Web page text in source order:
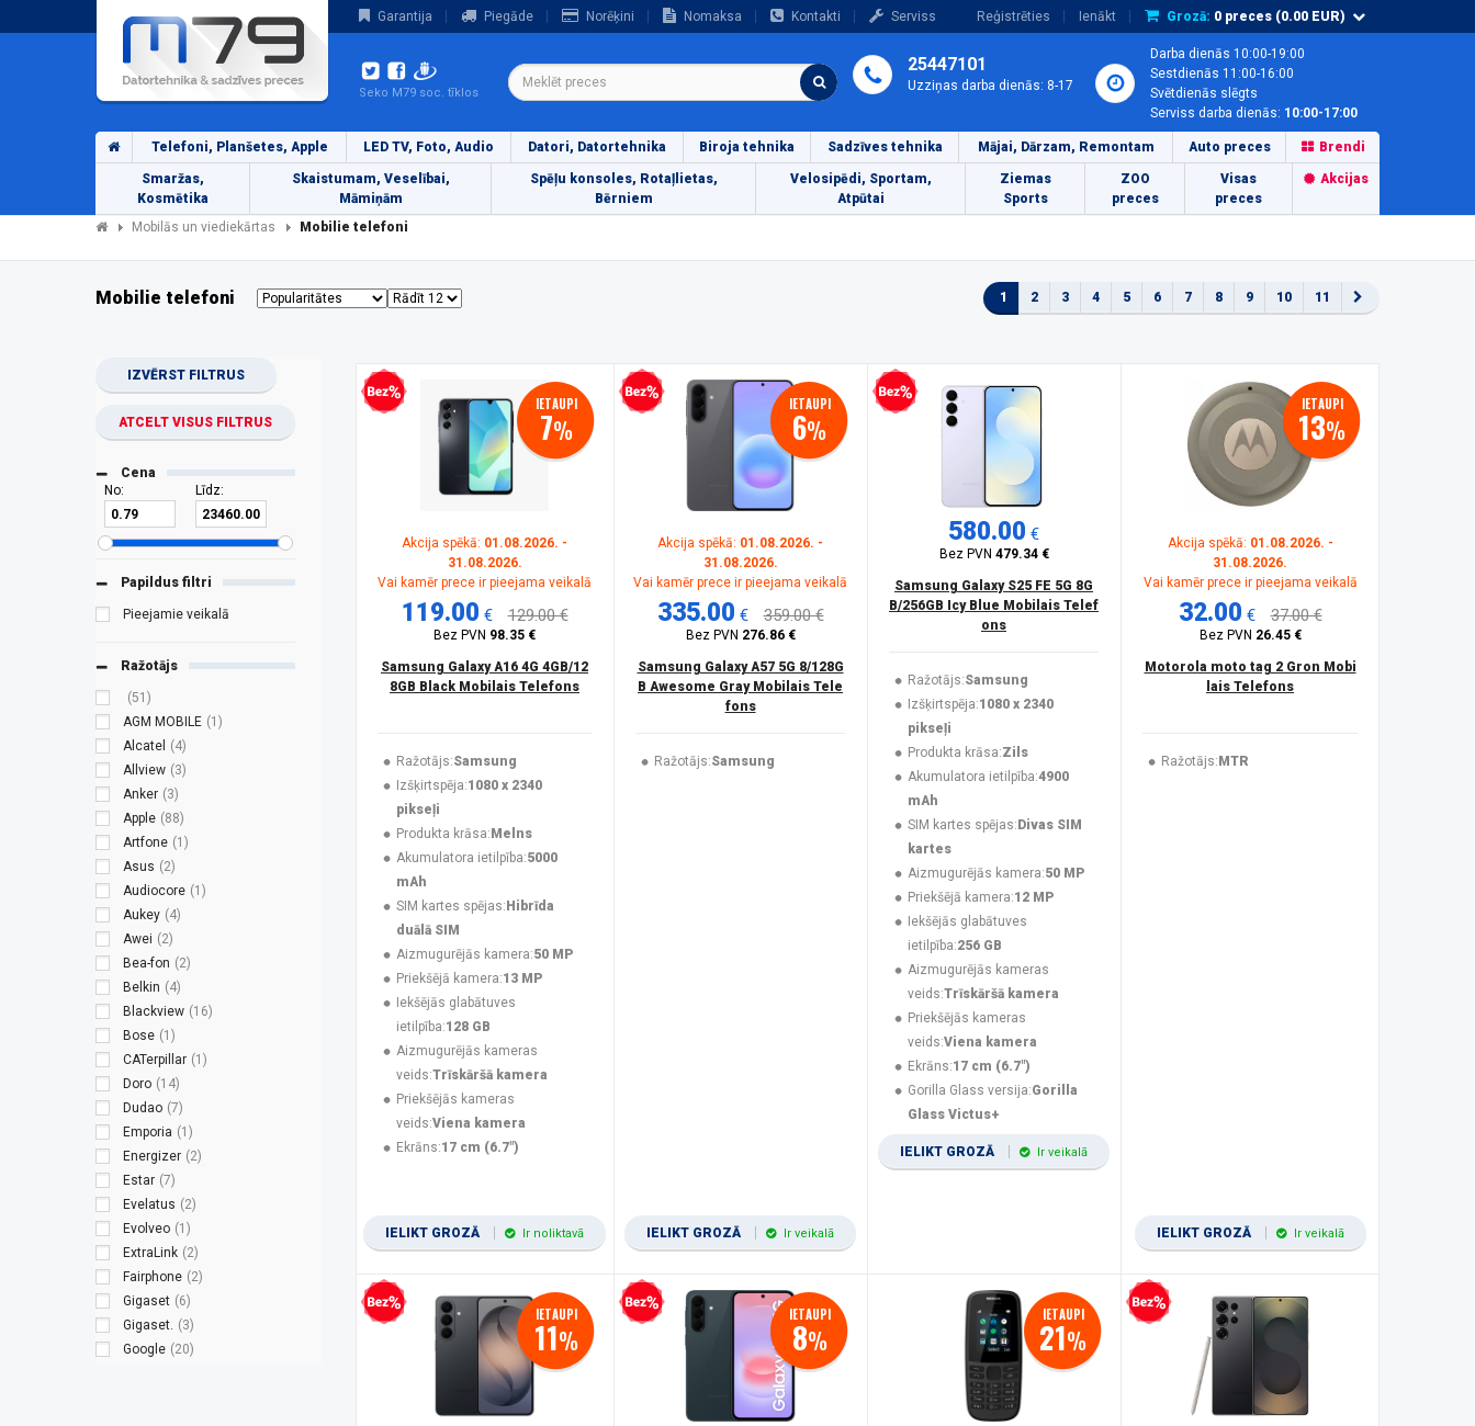
Garantija Piegāde Norēķini Nomaksa Kontakti Serviss Reģistrēties Ienākt Grozā: 0 preces (0.00 EUR)
Seko M79 soc. tīklos
25447101
Uzziņas darba dienās: 8-17
Darba dienās 10:00-19:00
Sestdienās 11:00-16:00
Svētdienās slēgts
Serviss darba dienās: 10:00-17:00
Telefoni, Planšetes, Apple LED TV, Foto, Audio Datori, Datortehnika Biroja tehnika Sadzīves tehnika Mājai, Dārzam, Remontam Auto preces Brendi
Smaržas,
Kosmētika
Skaistumam, Veselībai,
Māmiņām
Spēļu konsoles, Rotaļlietas,
Bērniem
Velosipēdi, Sportam,
Atpūtai
Ziemas
Sports
ZOO
preces
Visas
preces
Akcijas
Mobilās un viediekārtas Mobilie telefoni
Mobilie telefoni 1 2 3 4 5 6 7 8 9 10 11
IZVĒRST FILTRUS
ATCELT VISUS FILTRUS
Cena
No:
Līdz:
Papildus filtri
Pieejamie veikalā
Ražotājs
(51)
AGM MOBILE (1)
Alcatel (4)
Allview (3)
Anker (3)
Apple (88)
Artfone (1)
Asus (2)
Audiocore (1)
Aukey (4)
Awei (2)
Bea-fon (2)
Belkin (4)
Blackview (16)
Bose (1)
CATerpillar (1)
Doro (14)
Dudao (7)
Emporia (1)
Energizer (2)
Estar (7)
Evelatus (2)
Evolveo (1)
ExtraLink (2)
Fairphone (2)
Gigaset (6)
Gigaset. (3)
Google (20)
Bezprocentu kredīts IETAUPI
7%
Akcija spēkā: 01.08.2026. -
31.08.2026.
Vai kamēr prece ir pieejama veikalā
119.00 € 129.00 €
Bez PVN 98.35 €
Samsung Galaxy A16 4G 4GB/12
8GB Black Mobilais Telefons
Ražotājs:Samsung
Izšķirtspēja:1080 x 2340
pikseļi
Produkta krāsa: Melns
Akumulatora ietilpība:5000
mAh
SIM kartes spējas: Hibrīda
duālā SIM
Aizmugurējās kamera:50 MP
Priekšējā kamera:13 MP
Iekšējās glabātuves
ietilpība:128 GB
Aizmugurējās kameras
veids:Trīskāršā kamera
Priekšējās kameras
veids:Viena kamera
Ekrāns:17 cm (6.7")
IELIKT GROZĀ Ir noliktavā
Bezprocentu kredīts IETAUPI
6%
Akcija spēkā: 01.08.2026. -
31.08.2026.
Vai kamēr prece ir pieejama veikalā
335.00 € 359.00 €
Bez PVN 276.86 €
Samsung Galaxy A57 5G 8/128G
B Awesome Gray Mobilais Tele
fons
Ražotājs:Samsung
IELIKT GROZĀ Ir veikalā
Bezprocentu kredīts
580.00 €
Bez PVN 479.34 €
Samsung Galaxy S25 FE 5G 8G
B/256GB Icy Blue Mobilais Telef
ons
Ražotājs:Samsung
Izšķirtspēja:1080 x 2340
pikseļi
Produkta krāsa:Zils
Akumulatora ietilpība:4900
mAh
SIM kartes spējas: Divas SIM
kartes
Aizmugurējās kamera:50 MP
Priekšējā kamera:12 MP
Iekšējās glabātuves
ietilpība:256 GB
Aizmugurējās kameras
veids:Trīskāršā kamera
Priekšējās kameras
veids:Viena kamera
Ekrāns:17 cm (6.7")
Gorilla Glass versija:Gorilla
Glass Victus+
IELIKT GROZĀ Ir veikalā
IETAUPI
13%
Akcija spēkā: 01.08.2026. -
31.08.2026.
Vai kamēr prece ir pieejama veikalā
32.00 € 37.00 €
Bez PVN 26.45 €
Motorola moto tag 2 Gron Mobi
lais Telefons
Ražotājs: MTR
IELIKT GROZĀ Ir veikalā
Bezprocentu kredīts IETAUPI
11%
Bezprocentu kredīts IETAUPI
8%
IETAUPI
21%
Bezprocentu kredīts